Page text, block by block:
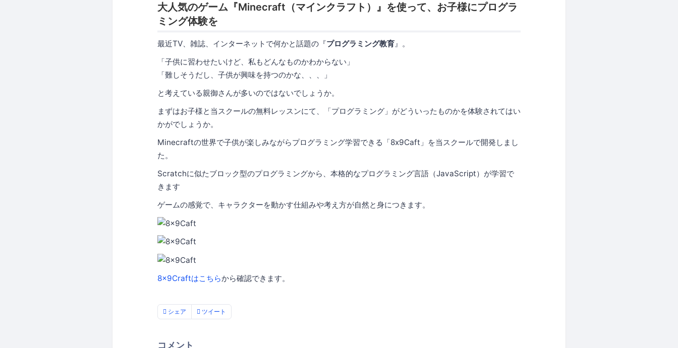
大人気のゲーム『Minecraft（マインクラフト）』を使って、お子様にプログラ
ミング体験を
最近TV、雑誌、インターネットで何かと話題の『プログラミング教育』。
「子供に習わせたいけど、私もどんなものかわからない」
「難しそうだし、子供が興味を持つのかな、、、」
と考えている親御さんが多いのではないでしょうか。
まずはお子様と当スクールの無料レッスンにて、「プログラミング」がどういったものかを体験されてはい
かがでしょうか。
Minecraftの世界で子供が楽しみながらプログラミング学習できる「8x9Caft」を当スクールで開発しまし
た。
Scratchに似たブロック型のプログラミングから、本格的なプログラミング言語（JavaScript）が学習で
きます
ゲームの感覚で、キャラクターを動かす仕組みや考え方が自然と身につきます。
8x9Craftはこちらから確認できます。
シェア ツイート
コメント